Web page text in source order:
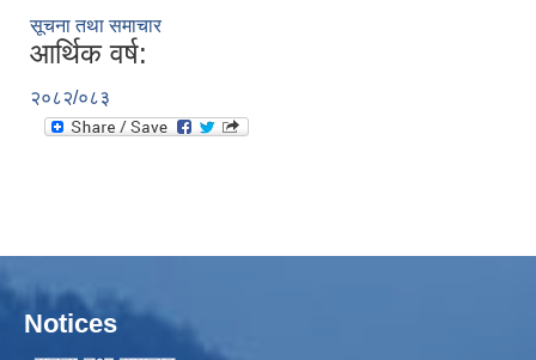
सूचना तथा समाचार
आर्थिक वर्ष:
२०८२/०८३
Notices